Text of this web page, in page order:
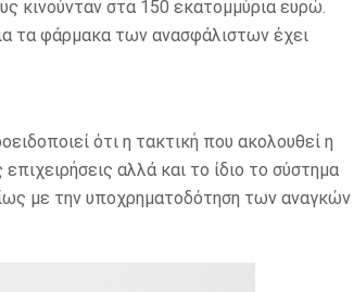
κινούνταν στα 150 εκατομμύρια ευρώ.
τα φάρμακα των ανασφάλιστων έχει
ότι η τακτική που ακολουθεί η
αλλά και το ίδιο το σύστημα
με την υποχρηματοδότηση των αναγκών